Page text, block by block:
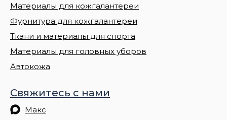
Макс
Материалы для кожгалантереи
Фурнитура для кожгалантереи
Ткани и материалы для спорта
Материалы для головных уборов
Автокожа
Свяжитесь с нами